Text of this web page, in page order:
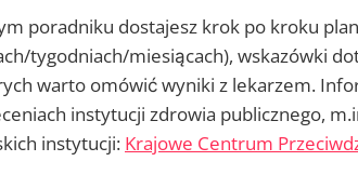
poradniku dostajesz krok po kroku plan
tygodniach/miesiącach), wskazówki
warto omówić wyniki z lekarzem.
instytucji zdrowia publicznego,
instytucji: Krajowe Centrum